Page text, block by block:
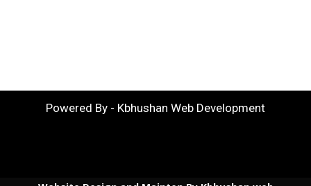
Powered By - Kbhushan Web Development